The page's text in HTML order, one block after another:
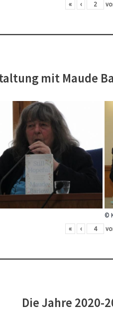
« ‹
mit Maude
©
« ‹
Die Jahre 2020-